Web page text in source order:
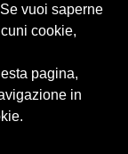
vuoi saperne
cookie,
pagina,
in